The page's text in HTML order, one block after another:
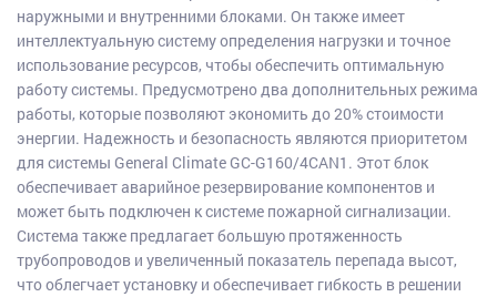
наружными и внутренними блоками. Он также имеет
интеллектуальную систему определения нагрузки и точное
использование ресурсов, чтобы обеспечить оптимальную
работу системы. Предусмотрено два дополнительных режима
работы, которые позволяют экономить до 20% стоимости
энергии. Надежность и безопасность являются приоритетом
для системы General Climate GC-G160/4CAN1. Этот блок
обеспечивает аварийное резервирование компонентов и
может быть подключен к системе пожарной сигнализации.
Система также предлагает большую протяженность
трубопроводов и увеличенный показатель перепада высот,
что облегчает установку и обеспечивает гибкость в решении